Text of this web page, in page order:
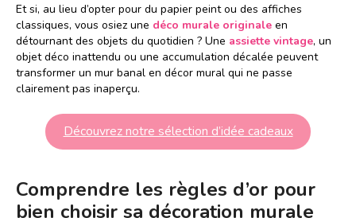
Et si, au lieu d’opter pour du papier peint ou des affiches
classiques, vous osiez une déco murale originale en
détournant des objets du quotidien ? Une assiette vintage, un
objet déco inattendu ou une accumulation décalée peuvent
transformer un mur banal en décor mural qui ne passe
clairement pas inaperçu.
Découvrez notre sélection d’idée cadeaux
Comprendre les règles d’or pour
bien choisir sa décoration murale